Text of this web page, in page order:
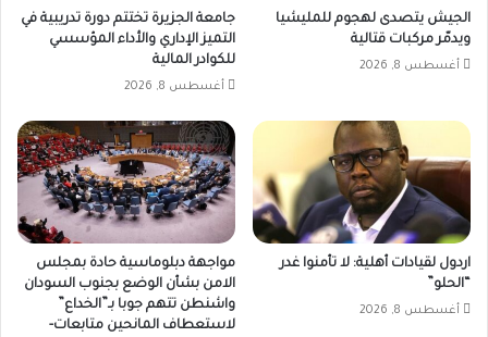
الجيش يتصدى لهجوم للمليشيا
ويدمّر مركبات قتالية
أغسطس 8, 2026
جامعة الجزيرة تختتم دورة تدريبية في
التميز الإداري والأداء المؤسسي
للكوادر المالية
أغسطس 8, 2026
اردول لقيادات أهلية: لا تأمنوا غدر
“الحلو”
أغسطس 8, 2026
مواجهة دبلوماسية حادة بمجلس
الامن بشأن الوضع بجنوب السودان
واشنطن تتهم جوبا بـ”الخداع”
لاستعطاف المانحين متابعات-